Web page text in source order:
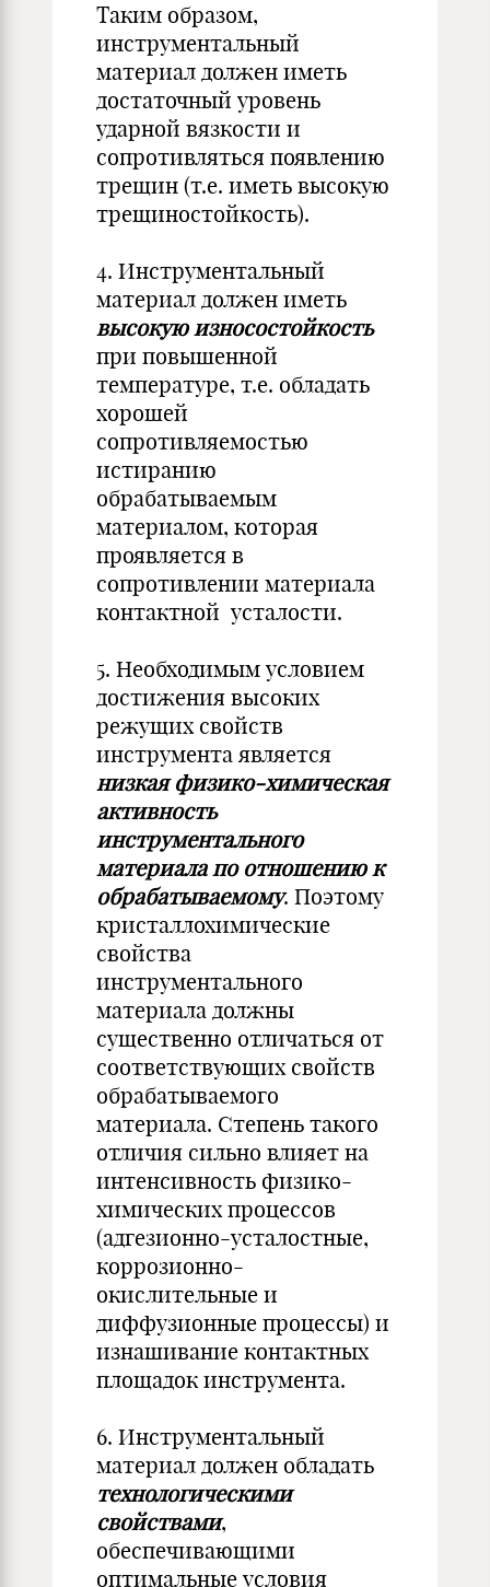
Таким образом,
инструментальный
материал должен иметь
достаточный уровень
ударной вязкости и
сопротивляться появлению
трещин (т.е. иметь высокую
трещиностойкость).
4. Инструментальный
материал должен иметь
высокую износостойкость
при повышенной
температуре, т.е. обладать
хорошей
сопротивляемостью
истиранию
обрабатываемым
материалом, которая
проявляется в
сопротивлении материала
контактной усталости.
5. Необходимым условием
достижения высоких
режущих свойств
инструмента является
низкая физико-химическая
активность
инструментального
материала по отношению к
обрабатываемому. Поэтому
кристаллохимические
свойства
инструментального
материала должны
существенно отличаться от
соответствующих свойств
обрабатываемого
материала. Степень такого
отличия сильно влияет на
интенсивность физико-
химических процессов
(адгезионно-усталостные,
коррозионно-
окислительные и
диффузионные процессы) и
изнашивание контактных
площадок инструмента.
6. Инструментальный
материал должен обладать
технологическими
свойствами,
обеспечивающими
оптимальные условия